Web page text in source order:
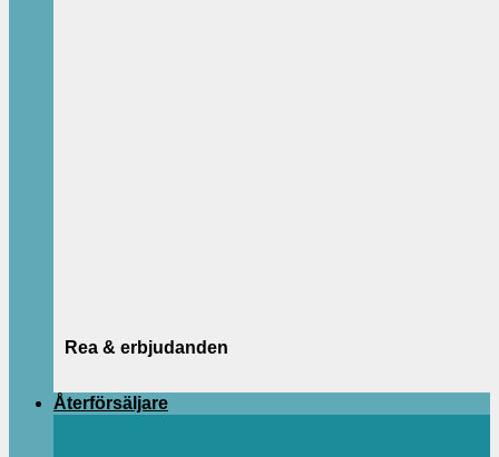
Rea & erbjudanden
Återförsäljare